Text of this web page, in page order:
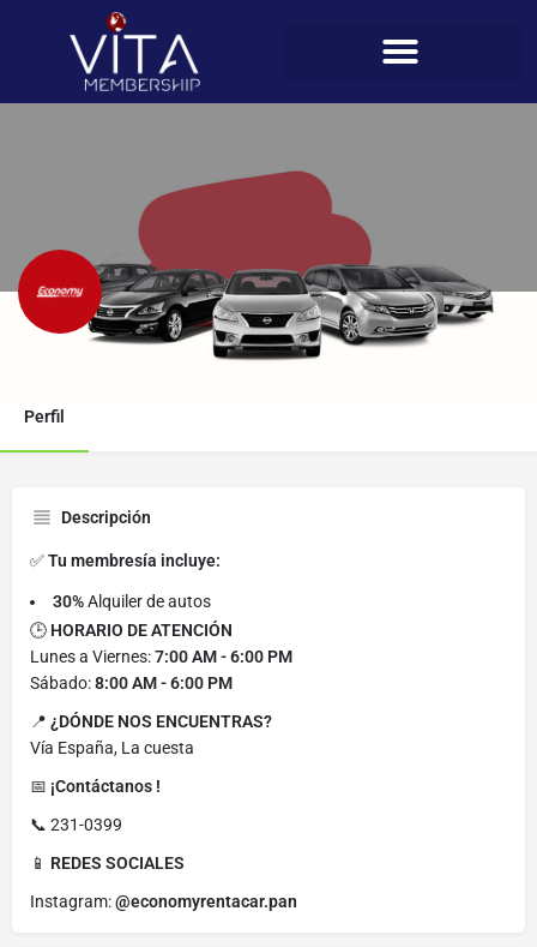
Economy Renta Car
Perfil
Descripción
✅Tu membresía incluye:
30%Alquiler de autos
🕒 HORARIO DE ATENCIÓN
Lunes a Viernes:7:00 AM - 6:00 PM
Sábado:8:00 AM - 6:00 PM
📍 ¿DÓNDE NOS ENCUENTRAS?
Vía España, La cuesta
📅 ¡Contáctanos !
📞 231-0399
📱 REDES SOCIALES
Instagram:@economyrentacar.pan